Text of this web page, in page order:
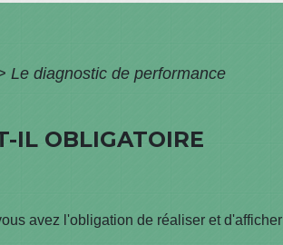
Le diagnostic de performance
IL OBLIGATOIRE
avez l'obligation de réaliser et d'afficher